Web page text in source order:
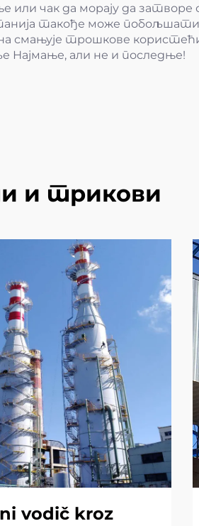
чак да морају да затворе
такође може
смањује трошкове
Најмање, али не и последње!
и трикови
vodič kroz